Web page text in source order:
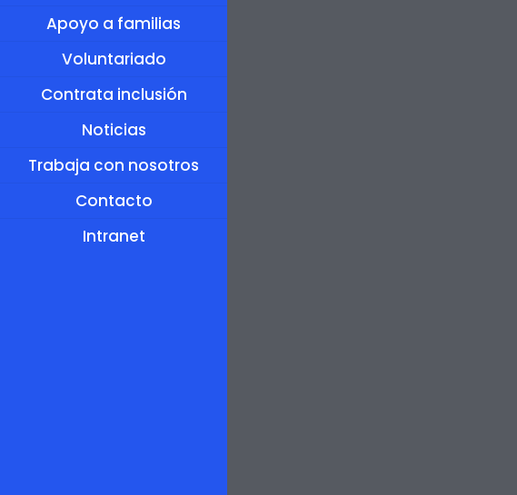
Apoyo a familias
Voluntariado
Contrata inclusión
Noticias
Trabaja con nosotros
Contacto
Intranet